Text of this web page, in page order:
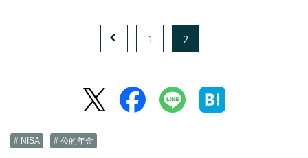
1 2
# NISA # 公的年金